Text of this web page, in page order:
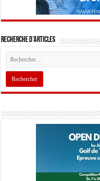
Recherche d’articles